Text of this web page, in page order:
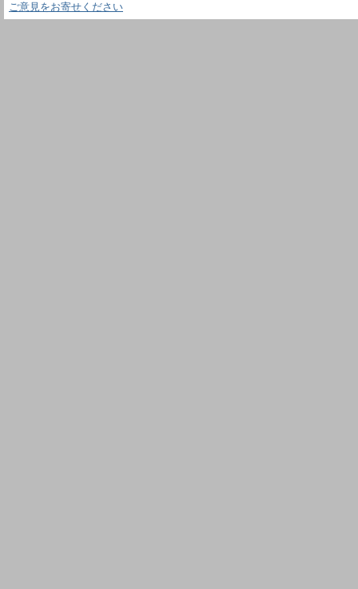
ご意見をお寄せください